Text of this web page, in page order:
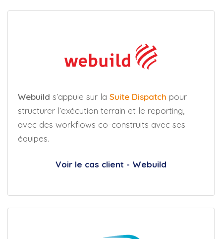
Webuild s’appuie sur la Suite Dispatch pour
structurer l’exécution terrain et le reporting,
avec des workflows co-construits avec ses
équipes.
Voir le cas client - Webuild